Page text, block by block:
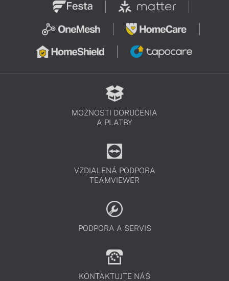
MOŽNOSTI DORUČENIA
A PLATBY
VZDIALENÁ PODPORA
TEAMVIEWER
PODPORA A SERVIS
KONTAKTUJTE NÁS